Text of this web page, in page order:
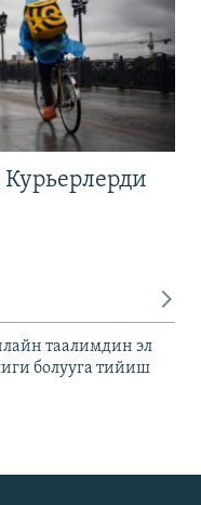
таалимдин эл
болууга тийиш